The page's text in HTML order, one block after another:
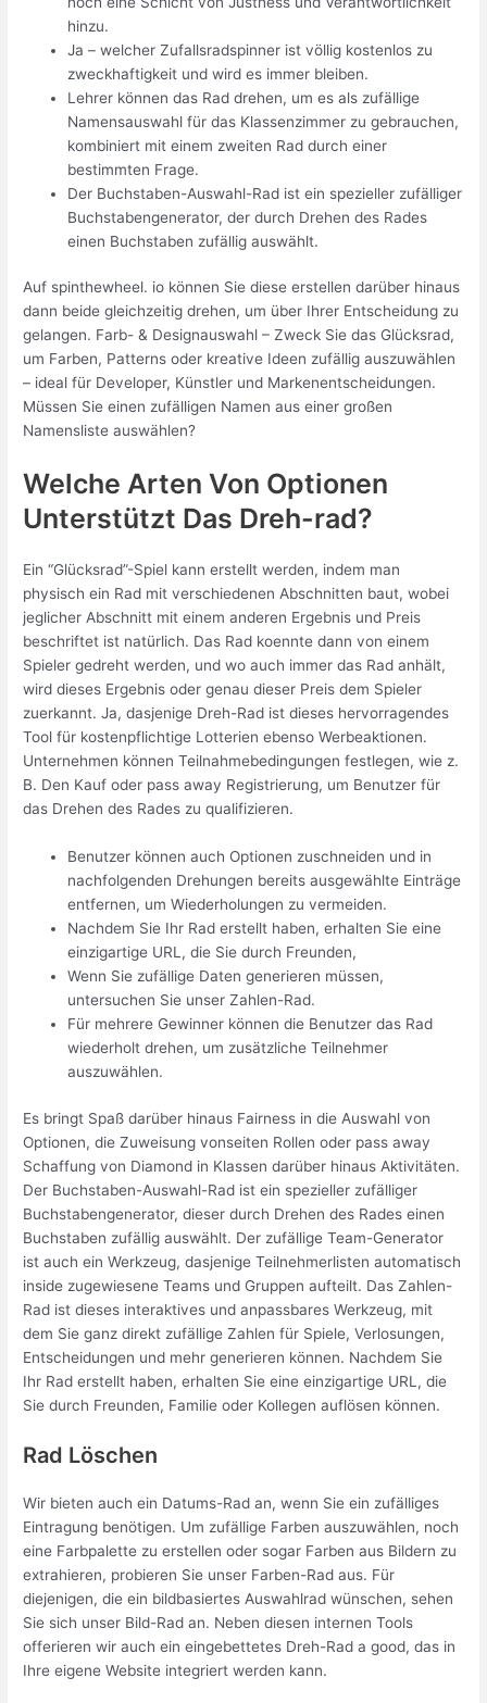
hinzu.
Ja – welcher Zufallsradspinner ist völlig kostenlos zu
zweckhaftigkeit und wird es immer bleiben.
Lehrer können das Rad drehen, um es als zufällige
Namensauswahl für das Klassenzimmer zu gebrauchen,
kombiniert mit einem zweiten Rad durch einer
bestimmten Frage.
Der Buchstaben-Auswahl-Rad ist ein spezieller zufälliger
Buchstabengenerator, der durch Drehen des Rades
einen Buchstaben zufällig auswählt.
Auf spinthewheel. io können Sie diese erstellen darüber hinaus
dann beide gleichzeitig drehen, um über Ihrer Entscheidung zu
gelangen. Farb- & Designauswahl – Zweck Sie das Glücksrad,
um Farben, Patterns oder kreative Ideen zufällig auszuwählen
– ideal für Developer, Künstler und Markenentscheidungen.
Müssen Sie einen zufälligen Namen aus einer großen
Namensliste auswählen?
Welche Arten Von Optionen
Unterstützt Das Dreh-rad?
Ein “Glücksrad”-Spiel kann erstellt werden, indem man
physisch ein Rad mit verschiedenen Abschnitten baut, wobei
jeglicher Abschnitt mit einem anderen Ergebnis und Preis
beschriftet ist natürlich. Das Rad koennte dann von einem
Spieler gedreht werden, und wo auch immer das Rad anhält,
wird dieses Ergebnis oder genau dieser Preis dem Spieler
zuerkannt. Ja, dasjenige Dreh-Rad ist dieses hervorragendes
Tool für kostenpflichtige Lotterien ebenso Werbeaktionen.
Unternehmen können Teilnahmebedingungen festlegen, wie z.
B. Den Kauf oder pass away Registrierung, um Benutzer für
das Drehen des Rades zu qualifizieren.
Benutzer können auch Optionen zuschneiden und in
nachfolgenden Drehungen bereits ausgewählte Einträge
entfernen, um Wiederholungen zu vermeiden.
Nachdem Sie Ihr Rad erstellt haben, erhalten Sie eine
einzigartige URL, die Sie durch Freunden,
Wenn Sie zufällige Daten generieren müssen,
untersuchen Sie unser Zahlen-Rad.
Für mehrere Gewinner können die Benutzer das Rad
wiederholt drehen, um zusätzliche Teilnehmer
auszuwählen.
Es bringt Spaß darüber hinaus Fairness in die Auswahl von
Optionen, die Zuweisung vonseiten Rollen oder pass away
Schaffung von Diamond in Klassen darüber hinaus Aktivitäten.
Der Buchstaben-Auswahl-Rad ist ein spezieller zufälliger
Buchstabengenerator, dieser durch Drehen des Rades einen
Buchstaben zufällig auswählt. Der zufällige Team-Generator
ist auch ein Werkzeug, dasjenige Teilnehmerlisten automatisch
inside zugewiesene Teams und Gruppen aufteilt. Das Zahlen-
Rad ist dieses interaktives und anpassbares Werkzeug, mit
dem Sie ganz direkt zufällige Zahlen für Spiele, Verlosungen,
Entscheidungen und mehr generieren können. Nachdem Sie
Ihr Rad erstellt haben, erhalten Sie eine einzigartige URL, die
Sie durch Freunden, Familie oder Kollegen auflösen können.
Rad Löschen
Wir bieten auch ein Datums-Rad an, wenn Sie ein zufälliges
Eintragung benötigen. Um zufällige Farben auszuwählen, noch
eine Farbpalette zu erstellen oder sogar Farben aus Bildern zu
extrahieren, probieren Sie unser Farben-Rad aus. Für
diejenigen, die ein bildbasiertes Auswahlrad wünschen, sehen
Sie sich unser Bild-Rad an. Neben diesen internen Tools
offerieren wir auch ein eingebettetes Dreh-Rad a good, das in
Ihre eigene Website integriert werden kann.